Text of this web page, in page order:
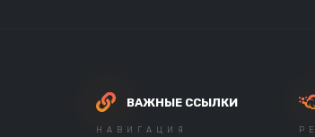
ВАЖНЫЕ ССЫЛКИ
НАВИГАЦИЯ